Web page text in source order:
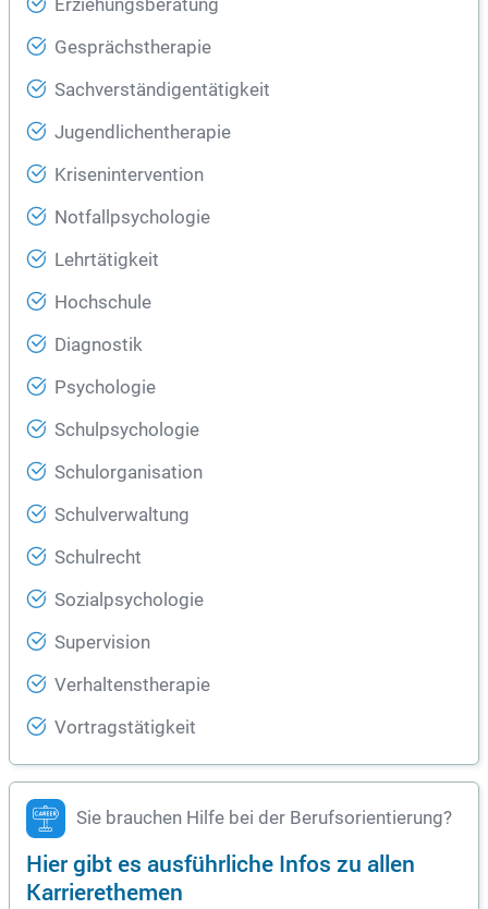
Erziehungsberatung
Gesprächstherapie
Sachverständigentätigkeit
Jugendlichentherapie
Krisenintervention
Notfallpsychologie
Lehrtätigkeit
Hochschule
Diagnostik
Psychologie
Schulpsychologie
Schulorganisation
Schulverwaltung
Schulrecht
Sozialpsychologie
Supervision
Verhaltenstherapie
Vortragstätigkeit
Sie brauchen Hilfe bei der Berufsorientierung?
Hier gibt es ausführliche Infos zu allen
Karrierethemen